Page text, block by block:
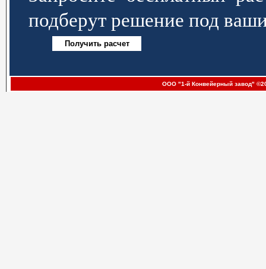
подберут решение под
ООО "1-й Конвейерный завод"